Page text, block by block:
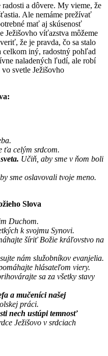
a dôvere. My vieme, že
Ale nemáme prežívať
mať aj skúsenosť
Ježišovho víťazstva môžeme
že je pravda, čo sa stalo
celkom iný, radostný pohľad
naladených ľudí, ale robí
svetle Ježišovho
ťa celým srdcom.
Učiň, aby sme v ňom boli
sme oslavovali tvoje meno.
Slova
Duchom.
k svojmu Synovi.
šíriť Božie kráľovstvo na
nám služobníkov evanjelia.
hlásateľom viery.
sa za všetky stavy
a mučeníci našej
práci.
nech ustúpi temnosť
Ježišovo v srdciach